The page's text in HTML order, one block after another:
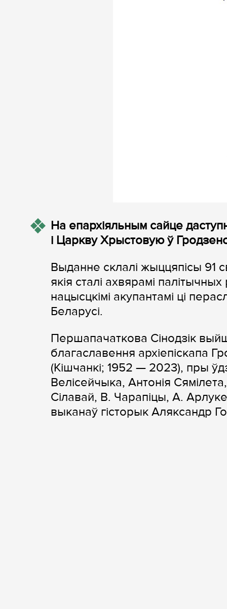
На епархіяльным сайце
і Царкву Хрыстовую ў
Выданне склалі жыццяпісы 91
якія сталі ахвярамі
нацысцкімі акупантамі ці
Беларусі.
Першапачаткова Сінодзік
благаславення архіепіскапа
(Кішчанкі; 1952 — 2023), пры
Велісейчыка, Антонія
Сілавай, В. Чарапіцы, А.
выканаў гісторык Аляксандр